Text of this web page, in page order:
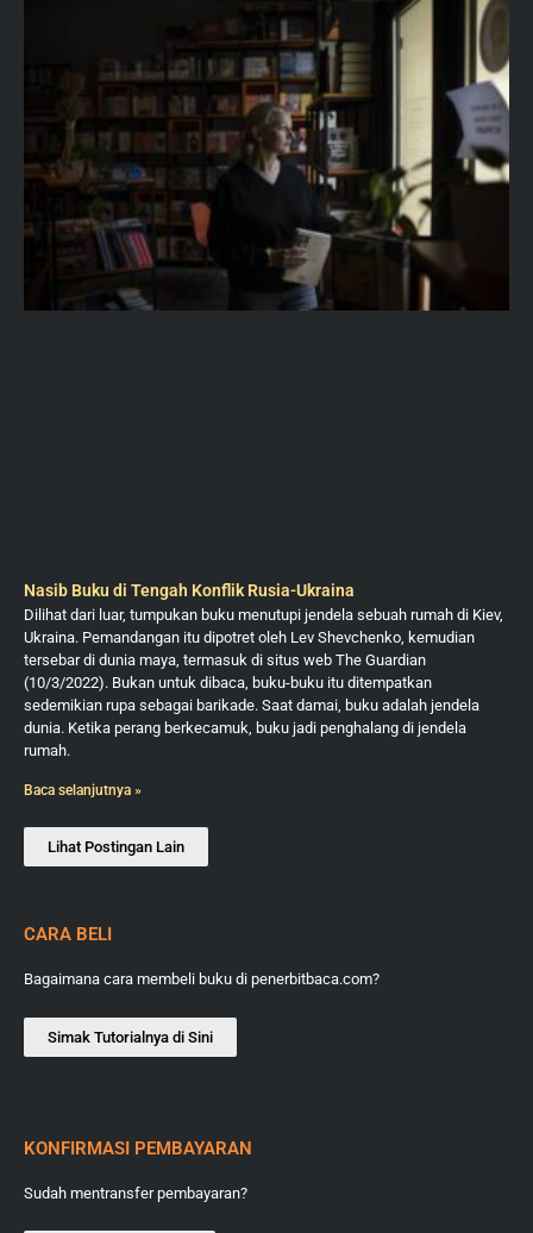
Nasib Buku di Tengah Konflik Rusia-Ukraina
Dilihat dari luar, tumpukan buku menutupi jendela sebuah rumah di Kiev,
Ukraina. Pemandangan itu dipotret oleh Lev Shevchenko, kemudian
tersebar di dunia maya, termasuk di situs web The Guardian
(10/3/2022). Bukan untuk dibaca, buku-buku itu ditempatkan
sedemikian rupa sebagai barikade. Saat damai, buku adalah jendela
dunia. Ketika perang berkecamuk, buku jadi penghalang di jendela
rumah.
Baca selanjutnya »
Lihat Postingan Lain
CARA BELI
Bagaimana cara membeli buku di penerbitbaca.com?
Simak Tutorialnya di Sini
KONFIRMASI PEMBAYARAN
Sudah mentransfer pembayaran?